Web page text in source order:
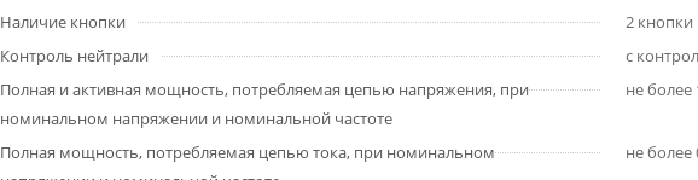
Наличие кнопки
2 кнопки
Контроль нейтрали
с
Полная и активная мощность, потребляемая цепью напряжения, при
номинальном напряжении и номинальной частоте
не более
Полная мощность, потребляемая цепью тока, при номинальном
не более